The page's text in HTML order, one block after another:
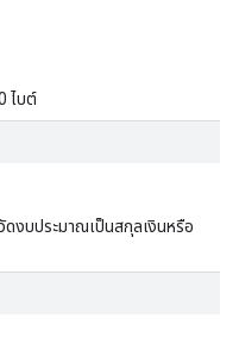
ไบต์
ดงบประมาณเป็นสกุลเงินหรือ